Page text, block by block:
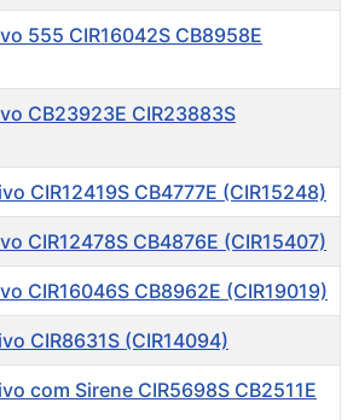
555 CIR16042S CB8958E
CB23923E CIR23883S
CIR12419S CB4777E (CIR15248)
CIR12478S CB4876E (CIR15407)
CIR16046S CB8962E (CIR19019)
CIR8631S (CIR14094)
com Sirene CIR5698S CB2511E